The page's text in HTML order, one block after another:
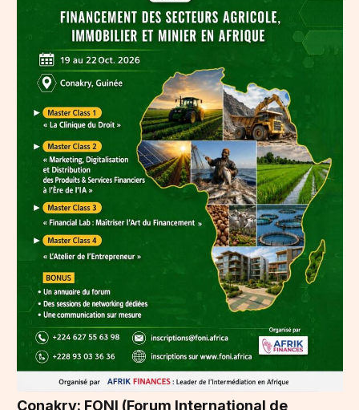
Conakry: FONI (Forum International de